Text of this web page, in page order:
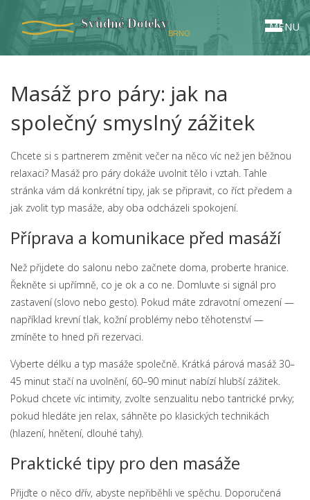
MENU
Masáž pro páry: jak na
společný smyslný zážitek
Chcete si s partnerem změnit večer na něco víc než jen běžnou
relaxaci? Masáž pro páry dokáže uvolnit tělo i vztah. Tahle
stránka vám dá konkrétní tipy, jak se připravit, co říct předem a
jak zvolit typ masáže, aby oba odcházeli spokojení.
Příprava a komunikace před masáží
Než přijdete do salonu nebo začnete doma, proberte hranice.
Řekněte si upřímně, co je ok a co ne. Domluvte si signál pro
zastavení (slovo nebo gesto). Pokud máte zdravotní omezení —
například krevní tlak, kožní problémy nebo těhotenství —
zmíněte to hned při rezervaci.
Vyberte délku a typ masáže společně. Krátká párová masáž 30–
45 minut stačí na uvolnění, 60–90 minut nabízí hlubší zážitek.
Pokud chcete víc intimity, zvolte senzualitu nebo tantrické prvky;
pokud hledáte jen relax, sáhněte po klasických technikách
(hlazení, hnětení, dlouhé tahy).
Praktické tipy pro den masáže
Přijďte o něco dřív, abyste nepřiběhli ve spěchu. Doporučená